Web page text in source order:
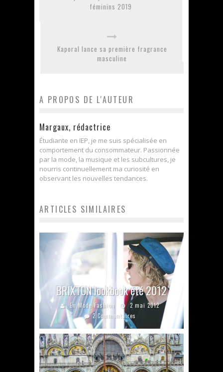
féminins 2019
Kaporal lance sa première fragrance
masculine
A PROPOS DE L'AUTEUR
Margaux, rédactrice
Étudiante en IEP, je me suis spécialisée en
comportement du consommateur. Passionnée
par la mode, la musique et les subcultures, je
nourris continuellement ma curiosité en
observant les nouvelles tendances.
ARTICLES SIMILAIRES
BRIXTON lookbook été 2012
En Mode Fashion
2 mai 2012
2 Commentaires